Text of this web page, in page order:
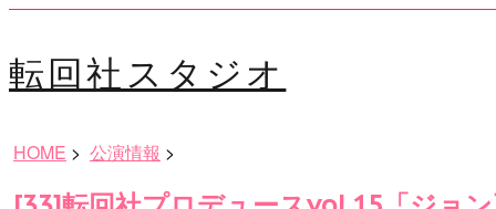
転回社スタジオ
HOME > 公演情報 >